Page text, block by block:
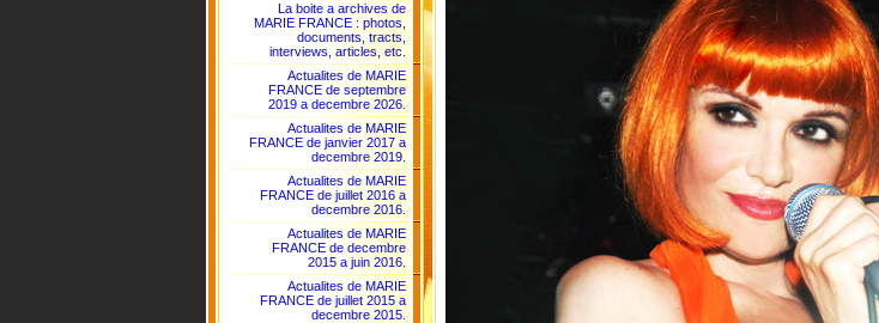
La boite a archives de
MARIE FRANCE : photos,
documents, tracts,
interviews, articles, etc.
Actualites de MARIE
FRANCE de septembre
2019 a decembre 2026.
Actualites de MARIE
FRANCE de janvier 2017 a
decembre 2019.
Actualites de MARIE
FRANCE de juillet 2016 a
decembre 2016.
Actualites de MARIE
FRANCE de decembre
2015 a juin 2016.
Actualites de MARIE
FRANCE de juillet 2015 a
decembre 2015.